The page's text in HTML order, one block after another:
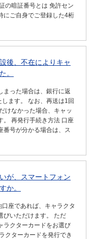
の暗証番号とは 免許セン
にご自身でご登録した4桁
後、不在によりキャ
。
まった場合は、銀行に返
ます。 なお、再送は1回
けなかった場合、キャッ
。 再発行手続き方法 口座
番号が分かる場合は、ス
が、スマートフォン
か。
座であれば、キャラクタ
びいただけます。 ただ
ラクターカードをお選び
クターカードを発行でき